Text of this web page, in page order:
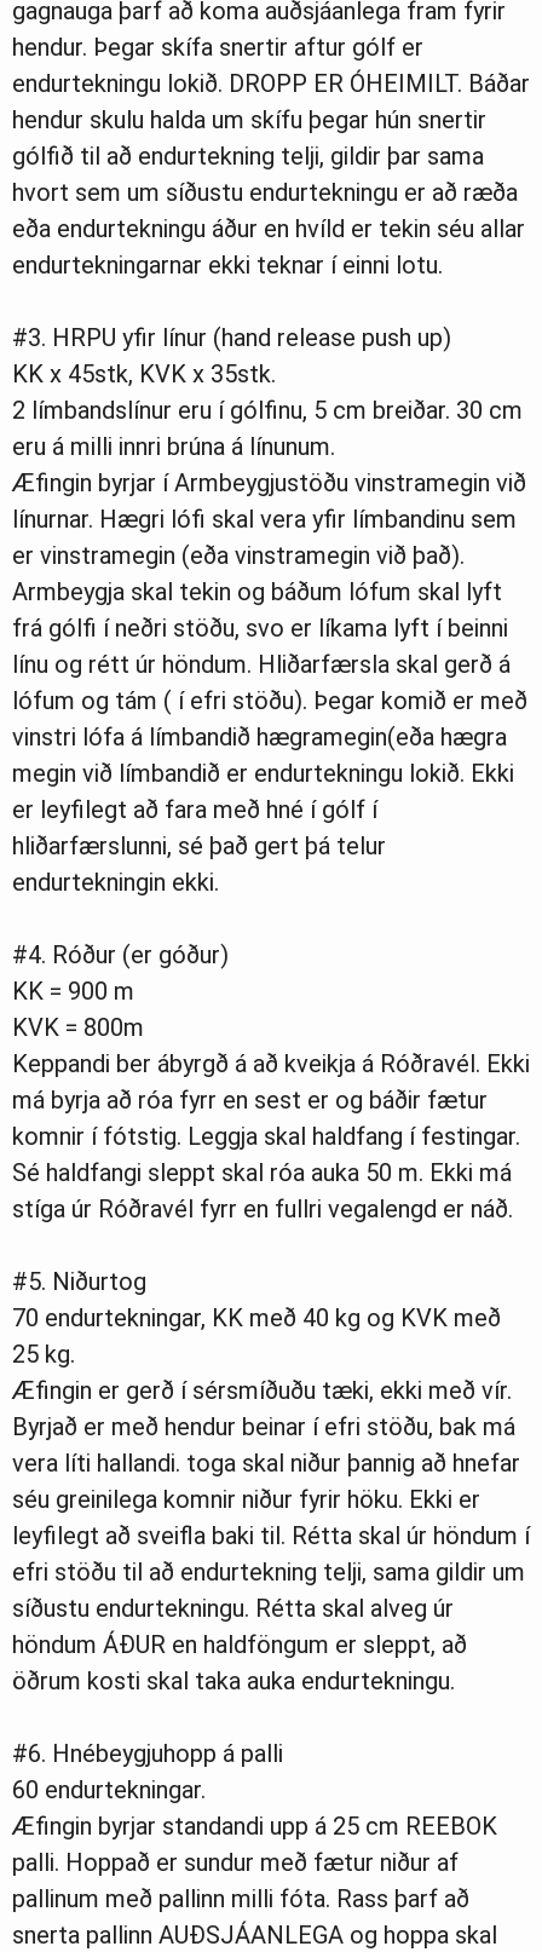
gagnauga þarf að koma auðsjáanlega fram fyrir
hendur. Þegar skífa snertir aftur gólf er
endurtekningu lokið. DROPP ER ÓHEIMILT. Báðar
hendur skulu halda um skífu þegar hún snertir
gólfið til að endurtekning telji, gildir þar sama
hvort sem um síðustu endurtekningu er að ræða
eða endurtekningu áður en hvíld er tekin séu allar
endurtekningarnar ekki teknar í einni lotu.
#3. HRPU yfir línur (hand release push up)
KK x 45stk, KVK x 35stk.
2 límbandslínur eru í gólfinu, 5 cm breiðar. 30 cm
eru á milli innri brúna á línunum.
Æfingin byrjar í Armbeygjustöðu vinstramegin við
línurnar. Hægri lófi skal vera yfir límbandinu sem
er vinstramegin (eða vinstramegin við það).
Armbeygja skal tekin og báðum lófum skal lyft
frá gólfi í neðri stöðu, svo er líkama lyft í beinni
línu og rétt úr höndum. Hliðarfærsla skal gerð á
lófum og tám ( í efri stöðu). Þegar komið er með
vinstri lófa á límbandið hægramegin(eða hægra
megin við límbandið er endurtekningu lokið. Ekki
er leyfilegt að fara með hné í gólf í
hliðarfærslunni, sé það gert þá telur
endurtekningin ekki.
#4. Róður (er góður)
KK = 900 m
KVK = 800m
Keppandi ber ábyrgð á að kveikja á Róðravél. Ekki
má byrja að róa fyrr en sest er og báðir fætur
komnir í fótstig. Leggja skal haldfang í festingar.
Sé haldfangi sleppt skal róa auka 50 m. Ekki má
stíga úr Róðravél fyrr en fullri vegalengd er náð.
#5. Niðurtog
70 endurtekningar, KK með 40 kg og KVK með
25 kg.
Æfingin er gerð í sérsmíðuðu tæki, ekki með vír.
Byrjað er með hendur beinar í efri stöðu, bak má
vera líti hallandi. toga skal niður þannig að hnefar
séu greinilega komnir niður fyrir höku. Ekki er
leyfilegt að sveifla baki til. Rétta skal úr höndum í
efri stöðu til að endurtekning telji, sama gildir um
síðustu endurtekningu. Rétta skal alveg úr
höndum ÁÐUR en haldföngum er sleppt, að
öðrum kosti skal taka auka endurtekningu.
#6. Hnébeygjuhopp á palli
60 endurtekningar.
Æfingin byrjar standandi upp á 25 cm REEBOK
palli. Hoppað er sundur með fætur niður af
pallinum með pallinn milli fóta. Rass þarf að
snerta pallinn AUÐSJÁANLEGA og hoppa skal